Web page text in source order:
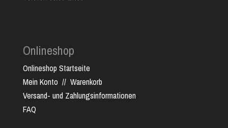
Onlineshop
Onlineshop Startseite
Mein Konto // Warenkorb
Versand- und Zahlungsinformationen
FAQ